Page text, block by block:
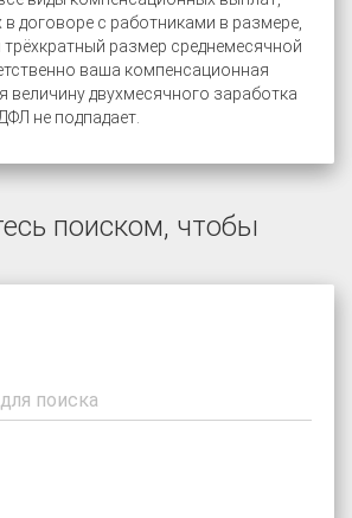
договоре с работниками в размере,
размер среднемесячной
ваша компенсационная
двухмесячного заработка
не подпадает.
поиском, чтобы